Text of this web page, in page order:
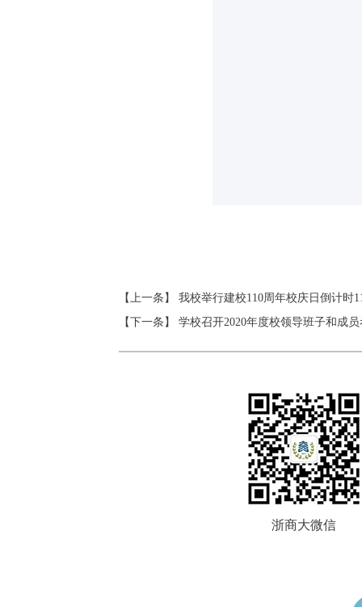
【上一条】 我校举行建校110周年校庆日倒计时
【下一条】 学校召开2020年度校领导班子和成
浙商大微信